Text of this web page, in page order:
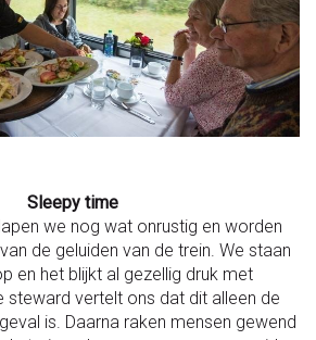
Sleepy time
we nog wat onrustig en worden
de geluiden van de trein. We staan
en het blijkt al gezellig druk met
steward vertelt ons dat dit alleen de
is. Daarna raken mensen gewend